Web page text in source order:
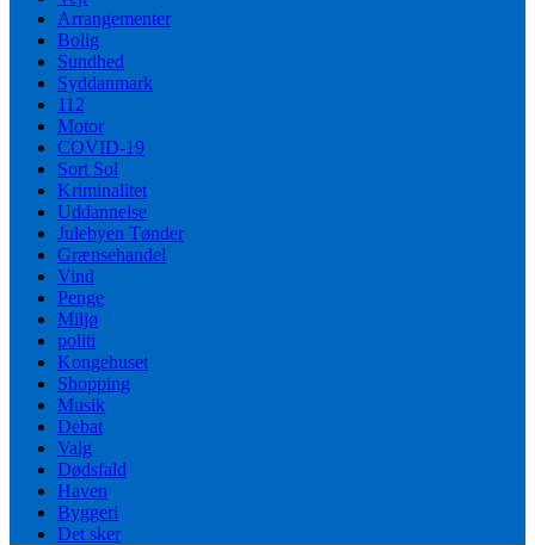
Arrangementer
Bolig
Sundhed
Syddanmark
112
Motor
COVID-19
Sort Sol
Kriminalitet
Uddannelse
Julebyen Tønder
Grænsehandel
Vind
Penge
Miljø
politi
Kongehuset
Shopping
Musik
Debat
Valg
Dødsfald
Haven
Byggeri
Det sker